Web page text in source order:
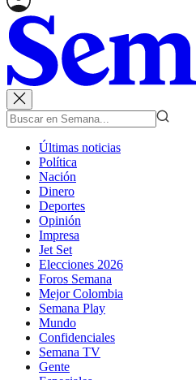
Últimas noticias
Política
Nación
Dinero
Deportes
Opinión
Impresa
Jet Set
Elecciones 2026
Foros Semana
Mejor Colombia
Semana Play
Mundo
Confidenciales
Semana TV
Gente